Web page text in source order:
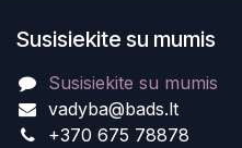
Susisiekite su mumis
Susisiekite su mumis
vadyba@bads.lt
+370 675 78878